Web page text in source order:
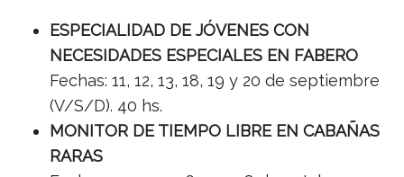
ESPECIALIDAD DE JÓVENES CON
NECESIDADES ESPECIALES EN FABERO
Fechas: 11, 12, 13, 18, 19 y 20 de septiembre
(V/S/D). 40 hs.
MONITOR DE TIEMPO LIBRE EN CABAÑAS
RARAS